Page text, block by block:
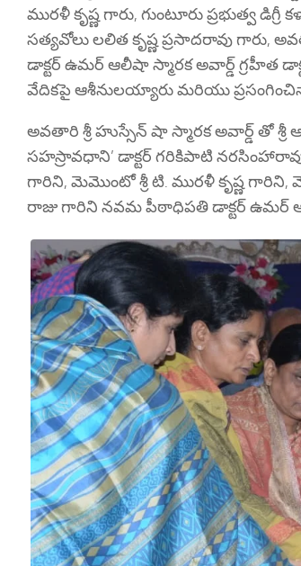
మురళీ కృష్ణ గారు, గుంటూరు ప్రభుత్వ
సత్యవోలు లలిత కృష్ణ ప్రసాదరావు గారు,
డాక్టర్ ఉమర్ ఆలీషా స్మారక అవార్డ్ గ్రహీత
వేదికపై ఆశీనులయ్యారు మరియు
అవతారి శ్రీ హుస్సేన్ షా స్మారక అవార్డ్ తో
సహస్రావధాని’ డాక్టర్ గరికిపాటి
గారిని, మెమొంటో శ్రీ టి. మురళీ కృష్ణ
రాజు గారిని నవమ పీఠాధిపతి డాక్టర్ ఉమర్